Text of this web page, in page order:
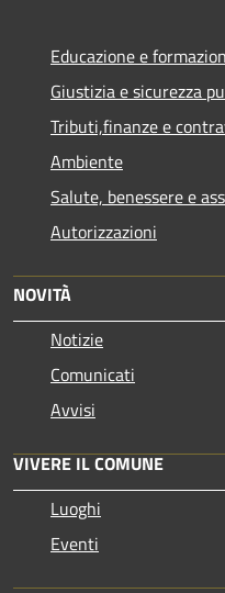
Educazione e
Giustizia e sicurezza
Tributi,finanze e
Ambiente
Salute, benessere e
Autorizzazioni
NOVITÀ
Notizie
Comunicati
Avvisi
VIVERE IL COMUNE
Luoghi
Eventi